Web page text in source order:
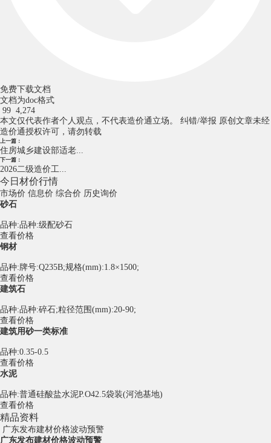
免费下载文档
文档为doc格式
99 4,274
本文仅代表作者个人观点，不代表造价通立场。 纠错/举报 原创文章未经
造价通授权许可，请勿转载
上一篇：
住房城乡建设部适老...
下一篇：
2026二级造价工...
今日材价行情
市场价 信息价 综合价 历史询价
砂石
品种:品种:级配砂石
查看价格
钢材
品种:牌号:Q235B;规格(mm):1.8×1500;
查看价格
建筑石
品种:品种:碎石;粒径范围(mm):20-90;
查看价格
建筑用砂一类标准
品种:0.35-0.5
查看价格
水泥
品种:普通硅酸盐水泥P.O42.5袋装(河池基地)
查看价格
精品资料
广东发布建材价格波动预警
广东发布建材价格波动预警